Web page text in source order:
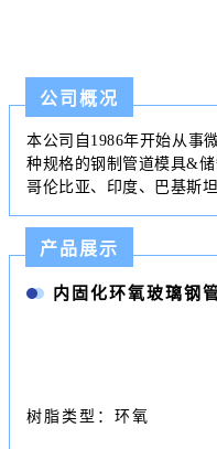
公司概况
本公司自1986年开始从事
种规格的钢制管道模具&
哥伦比亚、印度、巴基斯
产品展示
内固化环氧玻璃钢
树脂类型：环氧